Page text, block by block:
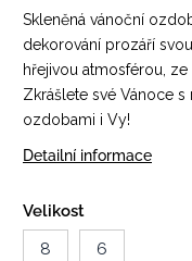
Skleněná vánoční
dekorování prozáří
hřejivou atmosférou,
Zkrášlete své Vánoce
ozdobami i Vy!
Detailní informace
Velikost
8
6